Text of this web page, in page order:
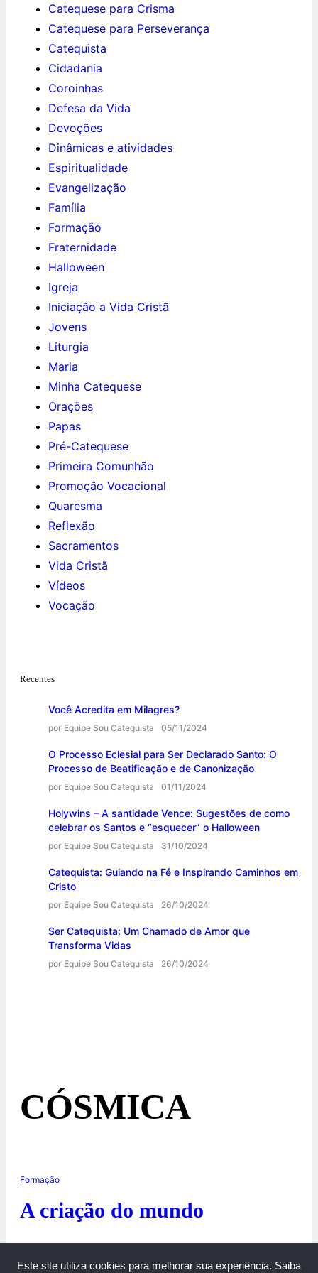
Este site utiliza cookies para melhorar sua experiência. Saiba
Catequese para Crisma
Catequese para Perseverança
Catequista
Cidadania
Coroinhas
Defesa da Vida
Devoções
Dinâmicas e atividades
Espiritualidade
Evangelização
Família
Formação
Fraternidade
Halloween
Igreja
Iniciação a Vida Cristã
Jovens
Liturgia
Maria
Minha Catequese
Orações
Papas
Pré-Catequese
Primeira Comunhão
Promoção Vocacional
Quaresma
Reflexão
Sacramentos
Vida Cristã
Vídeos
Vocação
Recentes
Você Acredita em Milagres?
por Equipe Sou Catequista 05/11/2024
O Processo Eclesial para Ser Declarado Santo: O
Processo de Beatificação e de Canonização
por Equipe Sou Catequista 01/11/2024
Holywins – A santidade Vence: Sugestões de como
celebrar os Santos e “esquecer” o Halloween
por Equipe Sou Catequista 31/10/2024
Catequista: Guiando na Fé e Inspirando Caminhos em
Cristo
por Equipe Sou Catequista 26/10/2024
Ser Catequista: Um Chamado de Amor que
Transforma Vidas
por Equipe Sou Catequista 26/10/2024
CÓSMICA
Formação
A criação do mundo
0